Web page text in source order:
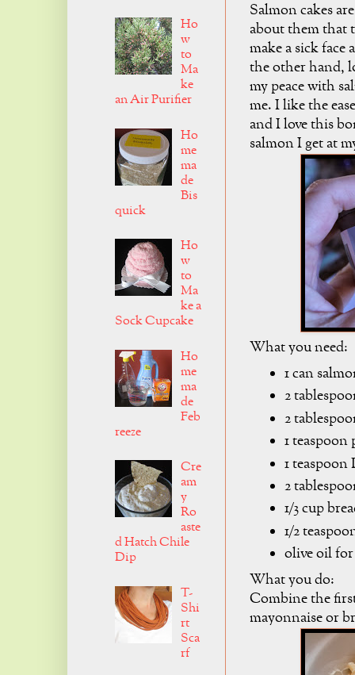
Salmon cakes
about them that
make a sick
the other hand,
my peace with
me. I like the
and I love this
salmon I get at
What you need:
1 can
2
2
1
1
2
1/3 cup
1/2
olive oil
What you do:
Combine the
mayonnaise or
Ho
w
to
Ma
ke
an Air Purifier
Ho
me
ma
de
Bis
quick
Ho
w
to
Ma
ke a
Sock Cupcake
Ho
me
ma
de
Feb
reeze
Cre
am
y
Ro
aste
d Hatch Chile
Dip
T-
Shi
rt
Sca
rf